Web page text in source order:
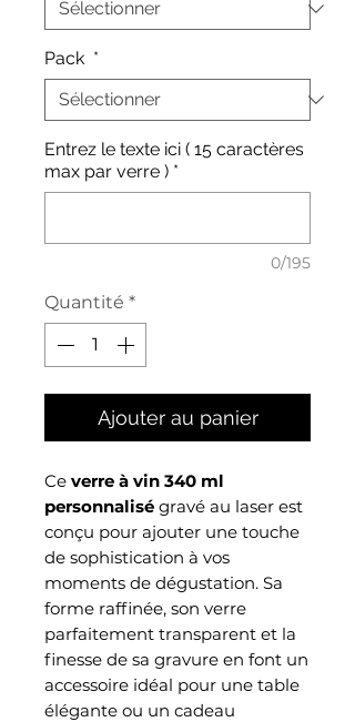
Pack *
Entrez le texte ici ( 15 caractères
max par verre ) *
0/195
Quantité *
Ajouter au panier
Ce verre à vin 340 ml
personnalisé gravé au laser est
conçu pour ajouter une touche
de sophistication à vos
moments de dégustation. Sa
forme raffinée, son verre
parfaitement transparent et la
finesse de sa gravure en font un
accessoire idéal pour une table
élégante ou un cadeau